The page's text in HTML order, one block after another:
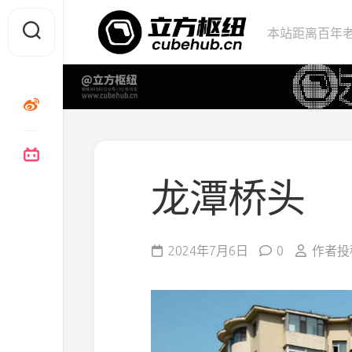
content
本站距离百年
龙潭桥头
2024年7月6日 0 作者投